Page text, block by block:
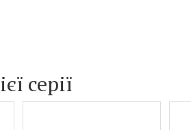
серії